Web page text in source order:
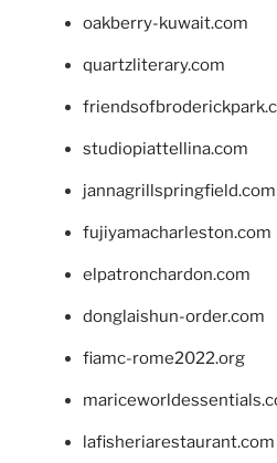
oakberry-kuwait.com
quartzliterary.com
studiopiattellina.com
jannagrillspringfield.com
fujiyamacharleston.com
elpatronchardon.com
donglaishun-order.com
fiamc-rome2022.org
lafisheriarestaurant.com